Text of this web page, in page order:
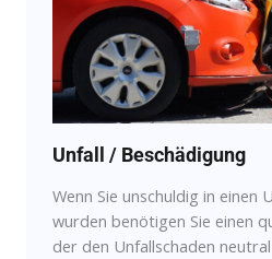
Unfall / Beschädigung
Wenn Sie unschuldig in einen
wurden benötigen Sie einen
der den Unfallschaden